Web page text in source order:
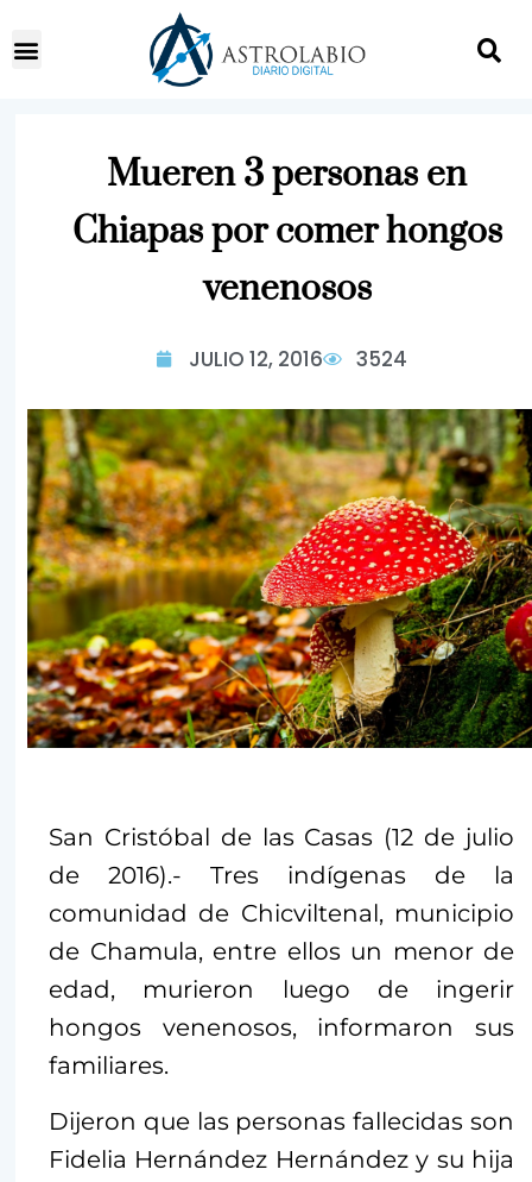
Mueren 3 personas en
Chiapas por comer hongos
venenosos
JULIO 12, 2016 3524
San Cristóbal de las Casas (12 de julio
de 2016).- Tres indígenas de la
comunidad de Chicviltenal, municipio
de Chamula, entre ellos un menor de
edad, murieron luego de ingerir
hongos venenosos, informaron sus
familiares.
Dijeron que las personas fallecidas son
Fidelia Hernández Hernández y su hija